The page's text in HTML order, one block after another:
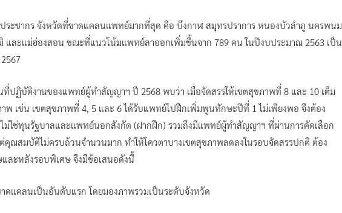
ะชากร จังหวัดที่ขาดแคลนแพทย์มากที่สุด คือ บึงกาฬ สมุทรปราการ หนองบัวลำภู นครพนม
และแม่ฮ่องสอน ขณะที่แนวโน้มแพทย์ลาออกเพิ่มขึ้นจาก 789 คน ในปีงบประมาณ 2563 เป็น
ปฏิบัติงานของแพทย์ผู้ทำสัญญาฯ ปี 2568 พบว่า เมื่อจัดสรรให้เขตสุขภาพที่ 8 และ 10 เต็ม
พ เช่น เขตสุขภาพที่ 4, 5 และ 6 ได้รับแพทย์ไปฝึกเพิ่มพูนทักษะปีที่ 1 ไม่เพียงพอ จึงต้อง
ใช่ทุนรัฐบาลและแพทย์นอกสังกัด (ฝากฝึก) รวมถึงมีแพทย์ผู้ทำสัญญาฯ ที่ผ่านการคัดเลือก
คุณสมบัติไม่ครบถ้วนจำนวนมาก ทำให้โควตาบางเขตสุขภาพลดลงในรอบจัดสรรปกติ ต้อง
ละหลังรอบพิเศษ จึงมีข้อเสนอดังนี้
ดแคลนเป็นอันดับแรก โดยมองภาพรวมเป็นระดับจังหวัด